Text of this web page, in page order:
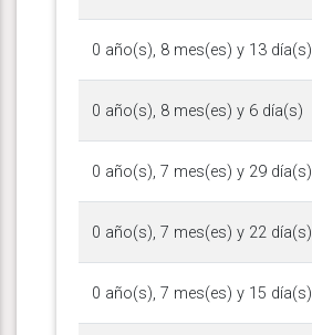
0 año(s), 8 mes(es) y 13 día(s)
0 año(s), 8 mes(es) y 6 día(s)
0 año(s), 7 mes(es) y 29 día(s)
0 año(s), 7 mes(es) y 22 día(s)
0 año(s), 7 mes(es) y 15 día(s)